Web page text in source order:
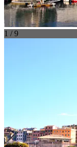
1 / 9